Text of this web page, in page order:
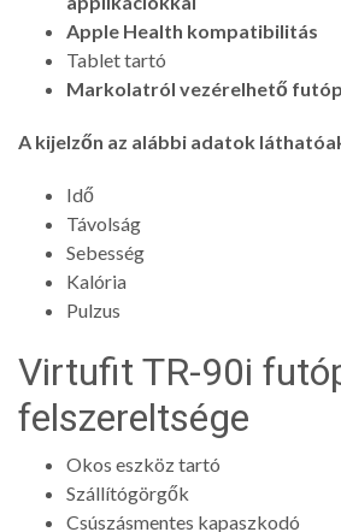
Apple Health kompatibilitás
Tablet tartó
Markolatról vezérelhető
A kijelzőn az alábbi adatok
Idő
Távolság
Sebesség
Kalória
Pulzus
Virtufit TR-90i
felszereltsége
Okos eszköz tartó
Szállítógörgők
Csúszásmentes kapaszkodó